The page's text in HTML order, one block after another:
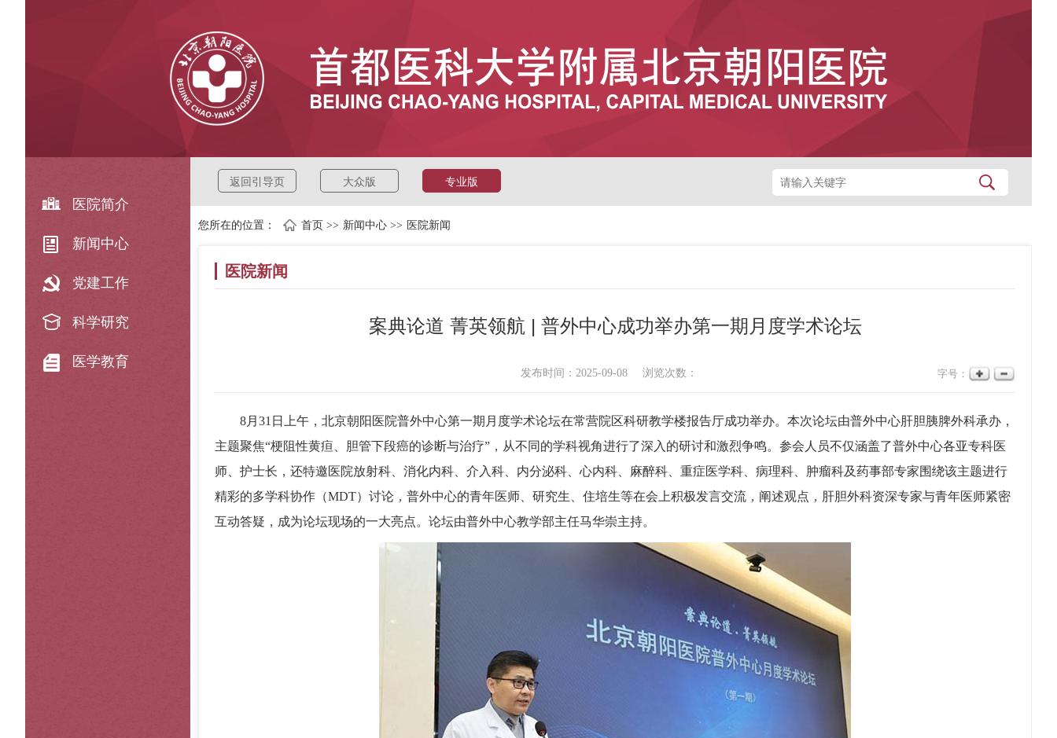
医院简介
新闻中心
党建工作
科学研究
医学教育
返回引导页 大众版 专业版
您所在的位置： 首页 >> 新闻中心 >> 医院新闻
医院新闻
案典论道 菁英领航 | 普外中心成功举办第一期月度学术论坛
发布时间：2025-09-08 浏览次数： 字号：
8月31日上午，北京朝阳医院普外中心第一期月度学术论坛在常营院区科研教学楼报告厅成功举办。本次论坛由普外中心肝胆胰脾外科承办，
主题聚焦“梗阻性黄疸、胆管下段癌的诊断与治疗”，从不同的学科视角进行了深入的研讨和激烈争鸣。参会人员不仅涵盖了普外中心各亚专科医
师、护士长，还特邀医院放射科、消化内科、介入科、内分泌科、心内科、麻醉科、重症医学科、病理科、肿瘤科及药事部专家围绕该主题进行
精彩的多学科协作（MDT）讨论，普外中心的青年医师、研究生、住培生等在会上积极发言交流，阐述观点，肝胆外科资深专家与青年医师紧密
互动答疑，成为论坛现场的一大亮点。论坛由普外中心教学部主任马华崇主持。